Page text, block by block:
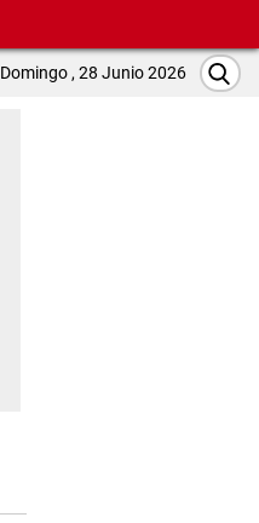
Domingo , 28 Junio 2026